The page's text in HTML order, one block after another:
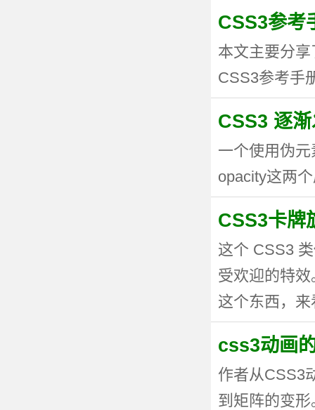
CSS3参考
本文主要分
CSS3参考手
CSS3 逐
一个使用伪
opacity这两
CSS3卡牌
这个 CSS3
受欢迎的特
这个东西，
css3动画
作者从CSS3
到矩阵的变